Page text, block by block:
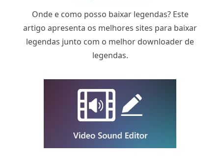
Onde e como posso baixar legendas? Este
artigo apresenta os melhores sites para baixar
legendas junto com o melhor downloader de
legendas.